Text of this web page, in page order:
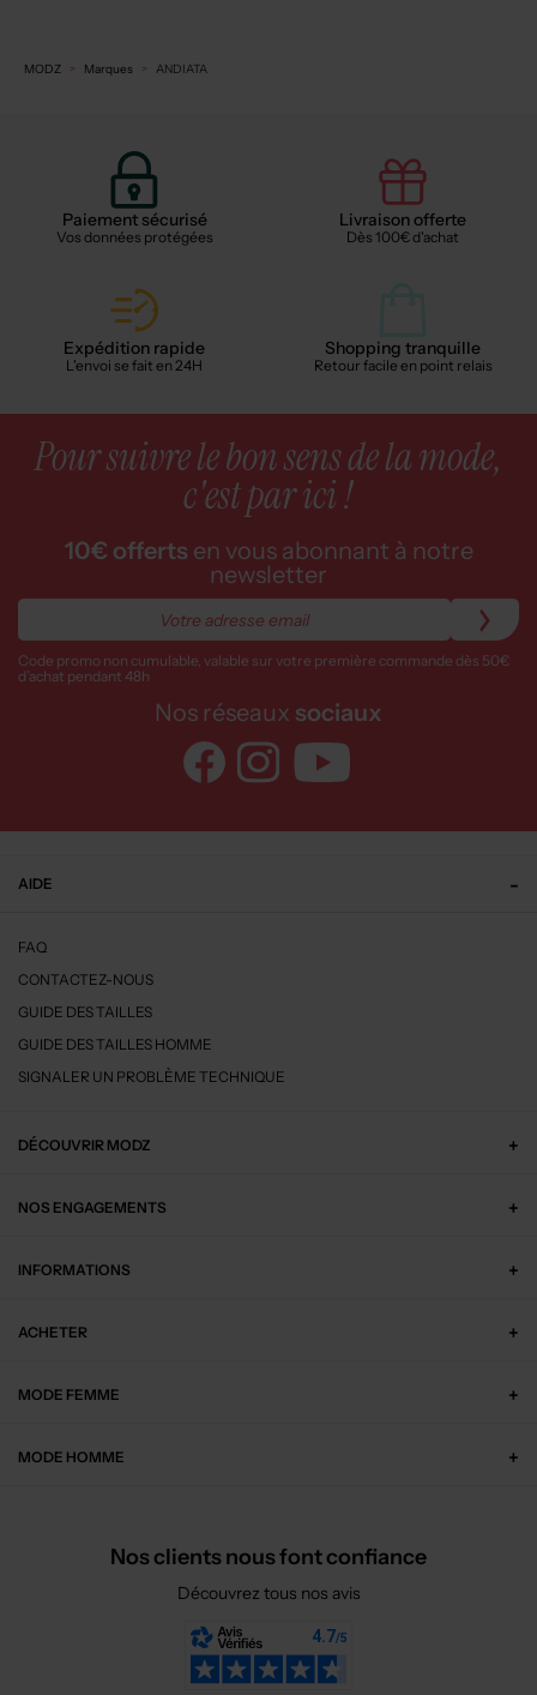
MODZ Marques ANDIATA
Paiement sécurisé
Vos données protégées
Livraison offerte
Dès 100€ d'achat
Expédition rapide
L'envoi se fait en 24H
Shopping tranquille
Retour facile en point relais
Pour suivre le bon sens de la mode,
c'est par ici !
10€ offerts en vous abonnant à notre
newsletter
Code promo non cumulable, valable sur votre première commande dès 50€
d’achat pendant 48h
Nos réseaux sociaux
AIDE
FAQ
CONTACTEZ-NOUS
GUIDE DES TAILLES
GUIDE DES TAILLES HOMME
SIGNALER UN PROBLÈME TECHNIQUE
DÉCOUVRIR MODZ
NOS ENGAGEMENTS
INFORMATIONS
ACHETER
MODE FEMME
MODE HOMME
Nos clients nous font confiance
Découvrez tous nos avis